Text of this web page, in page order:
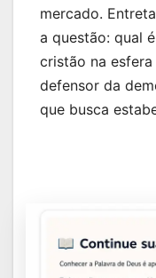
mercado.
a questão: qual
cristão na
defensor da
que busca